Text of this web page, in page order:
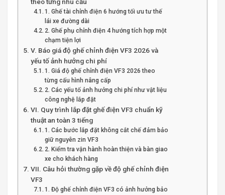
1. Ghế tài chỉnh điện 6 hướng tối ưu tư thế
lái xe đường dài
2. Ghế phụ chỉnh điện 4 hướng tích hợp một
chạm tiện lợi
V. Báo giá độ ghế chỉnh điện VF3 2026 và
yếu tố ảnh hưởng chi phí
1. Giá độ ghế chỉnh điện VF3 2026 theo
từng cấu hình nâng cấp
2. Các yếu tố ảnh hưởng chi phí như vật liệu
công nghệ lắp đặt
VI. Quy trình lắp đặt ghế điện VF3 chuẩn kỹ
thuật an toàn 3 tiếng
1. Các bước lắp đặt không cắt chế đảm bảo
giữ nguyên zin VF3
2. Kiểm tra vận hành hoàn thiện và bàn giao
xe cho khách hàng
VII. Câu hỏi thường gặp về độ ghế chỉnh điện
VF3
1. Độ ghế chỉnh điện VF3 có ảnh hưởng bảo